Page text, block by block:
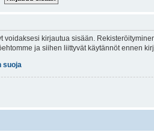
voidaksesi kirjautua sisään.
ja siihen liittyvät käytännöt ennen
suoja